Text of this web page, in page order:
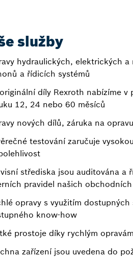
služby
hydraulických, elektrických a
a řídicích systémů
díly Rexroth nabízíme v
12, 24 nebo 60 měsíců
nových dílů, záruka na opravu
testování zaručuje
střediska jsou auditována a
pravidel našich
opravy s využitím
know-how
prostoje díky rychlým opravám
zařízení jsou uvedena do